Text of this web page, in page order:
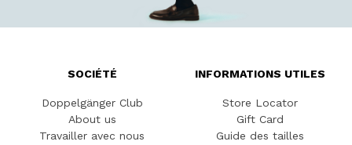
SOCIÉTÉ
Doppelgänger Club
About us
Travailler avec nous
INFORMATIONS UTILES
Store Locator
Gift Card
Guide des tailles